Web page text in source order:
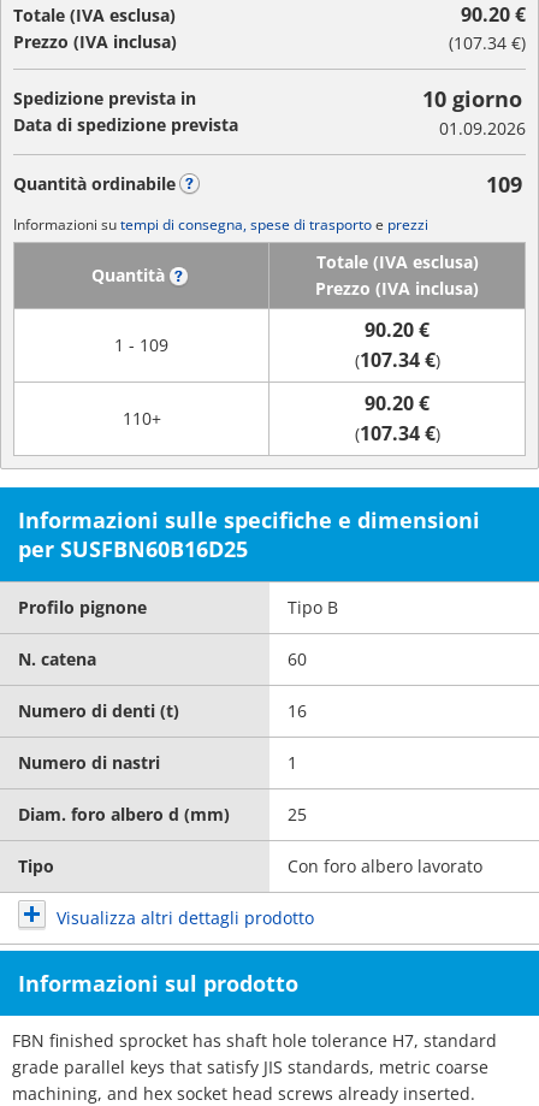
Totale (IVA esclusa)
Prezzo (IVA inclusa)
90.20 €
(107.34 €)
Spedizione prevista in
Data di spedizione prevista
10 giorno
01.09.2026
Quantità ordinabile 109
Informazioni sutempi di consegna, spese di trasportoe prezzi
Quantità
Totale (IVA esclusa)
Prezzo (IVA inclusa)
1 - 109
90.20 €
(107.34 €)
110+
90.20 €
(107.34 €)
Informazioni sulle specifiche e dimensioni
per SUSFBN60B16D25
Profilo pignone Tipo B
N. catena 60
Numero di denti (t) 16
Numero di nastri 1
Diam. foro albero d (mm) 25
Tipo Con foro albero lavorato
Visualizza altri dettagli prodotto
Informazioni sul prodotto
FBN finished sprocket has shaft hole tolerance H7, standard
grade parallel keys that satisfy JIS standards, metric coarse
machining, and hex socket head screws already inserted.